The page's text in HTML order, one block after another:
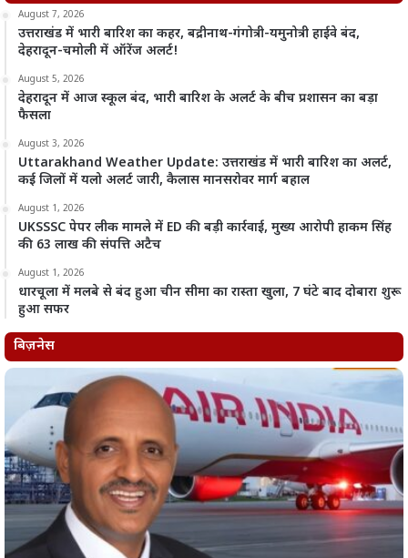
August 7, 2026
उत्तराखंड में भारी बारिश का कहर, बद्रीनाथ-गंगोत्री-यमुनोत्री हाईवे बंद,
देहरादून-चमोली में ऑरेंज अलर्ट!
August 5, 2026
देहरादून में आज स्कूल बंद, भारी बारिश के अलर्ट के बीच प्रशासन का बड़ा
फैसला
August 3, 2026
Uttarakhand Weather Update: उत्तराखंड में भारी बारिश का अलर्ट,
कई जिलों में यलो अलर्ट जारी, कैलास मानसरोवर मार्ग बहाल
August 1, 2026
UKSSSC पेपर लीक मामले में ED की बड़ी कार्रवाई, मुख्य आरोपी हाकम सिंह
की 63 लाख की संपत्ति अटैच
August 1, 2026
धारचूला में मलबे से बंद हुआ चीन सीमा का रास्ता खुला, 7 घंटे बाद दोबारा शुरू
हुआ सफर
बिज़नेस